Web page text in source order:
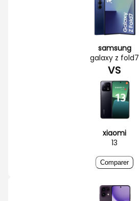
samsung
galaxy z fold7
VS
xiaomi
13
Comparer